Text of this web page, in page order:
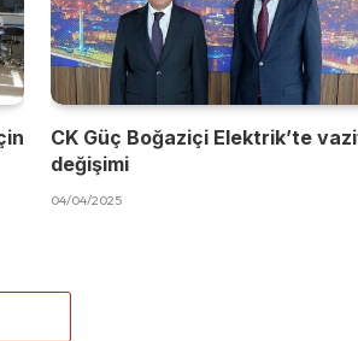
CK Güç Boğaziçi Elektrik’te
değişimi
04/04/2025